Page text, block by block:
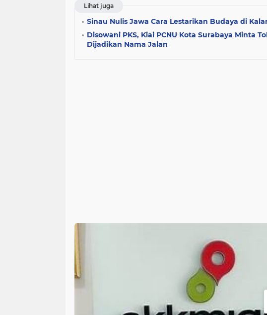
Lihat juga
Sinau Nulis Jawa Cara Lestarikan Budaya di
Disowani PKS, Kiai PCNU Kota Surabaya Minta
Dijadikan Nama Jalan